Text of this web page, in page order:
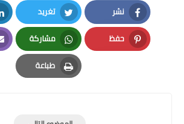
نشر
Facebook
تغريد
Twitter
حفظ
Pinterest
مشاركة
Whatsapp
طباعة
Print